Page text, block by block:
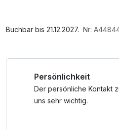
oder entlang des idyllischen
Ausblicken und mystischer
Abwechslung bietet die
Welterbestadt Quedlinburg mit
1 Flasche Mineralwasser,
Buchbar bis 21.12.2027. Nr:
Persönlichkeit
Der persönliche Kontakt
uns sehr wichtig.